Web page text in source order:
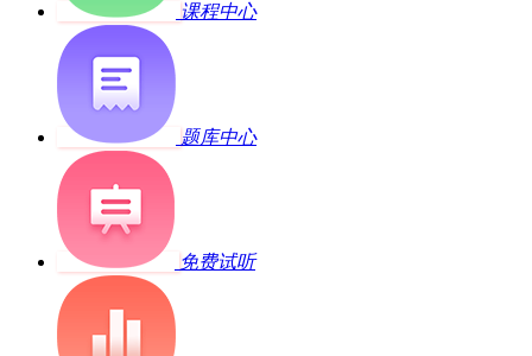
课程中心
题库中心
免费试听